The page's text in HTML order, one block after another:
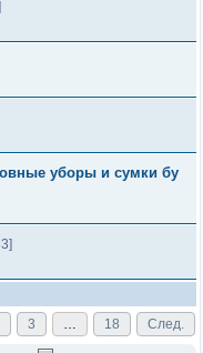
уборы и сумки бу
3 … 18 След.